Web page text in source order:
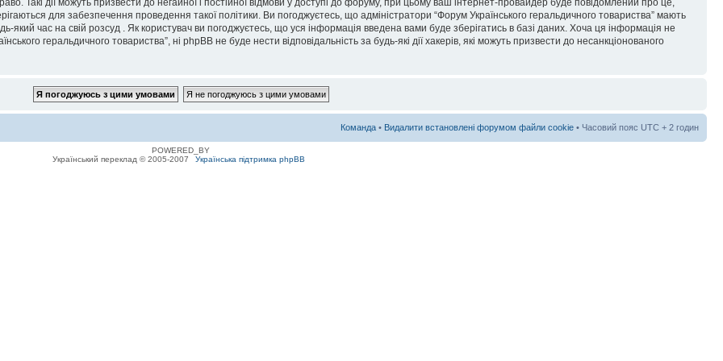
Такі дії можуть призвести до негайної і постійної відмови у доступі до форуму, при цьому ваш інтернет-провайдер буде повідомлений про це,
для забезпечення проведення такої політики. Ви погоджуєтесь, що адміністратори “Форум Українського геральдичного товариства” мають
який час на свій розсуд . Як користувач ви погоджуєтесь, що уся інформація введена вами буде зберігатись в базі даних. Хоча ця інформація не
геральдичного товариства”, ні phpBB не буде нести відповідальність за будь-які дії хакерів, які можуть призвести до несанкціонованого
Команда • Видалити встановлені форумом файли cookie • Часовий пояс UTC + 2 годин
POWERED_BY
Український переклад © 2005-2007
Українська підтримка phpBB